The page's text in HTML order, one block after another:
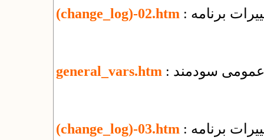
(change_log)-02.htm برنامه
general_vars.htm عمومی سودمند
(change_log)-03.htm برنامه